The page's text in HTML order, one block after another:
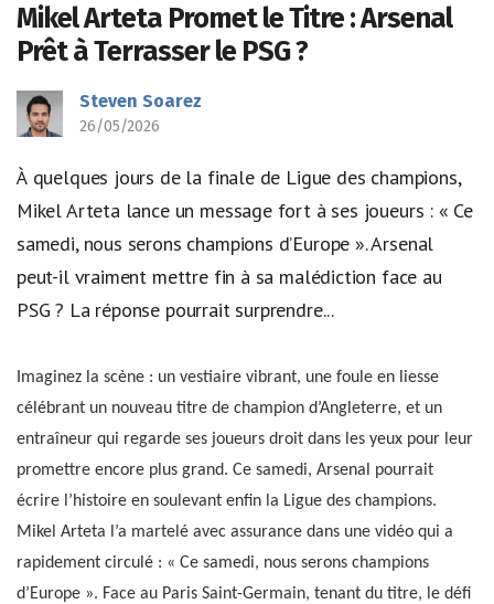
Mikel Arteta Promet le Titre : Arsenal
Prêt à Terrasser le PSG ?
Steven Soarez
26/05/2026
À quelques jours de la finale de Ligue des champions,
Mikel Arteta lance un message fort à ses joueurs : « Ce
samedi, nous serons champions d’Europe ». Arsenal
peut-il vraiment mettre fin à sa malédiction face au
PSG ? La réponse pourrait surprendre...
Imaginez la scène : un vestiaire vibrant, une foule en liesse
célébrant un nouveau titre de champion d’Angleterre, et un
entraîneur qui regarde ses joueurs droit dans les yeux pour leur
promettre encore plus grand. Ce samedi, Arsenal pourrait
écrire l’histoire en soulevant enfin la Ligue des champions.
Mikel Arteta l’a martelé avec assurance dans une vidéo qui a
rapidement circulé : « Ce samedi, nous serons champions
d’Europe ». Face au Paris Saint-Germain, tenant du titre, le défi